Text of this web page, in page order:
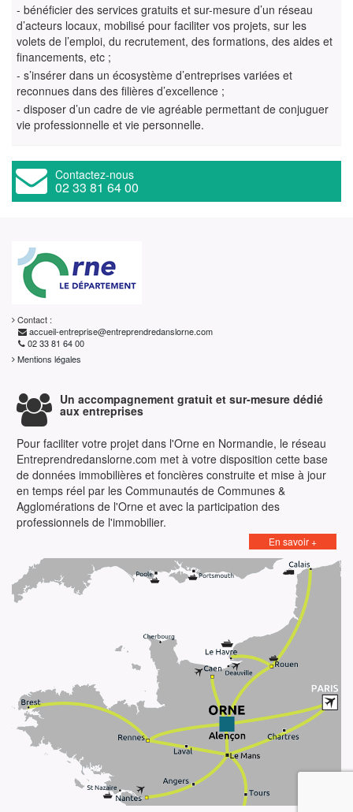
- bénéficier des services gratuits et sur-mesure d’un réseau
d’acteurs locaux, mobilisé pour faciliter vos projets, sur les
volets de l’emploi, du recrutement, des formations, des aides et
financements, etc ;
- s’insérer dans un écosystème d’entreprises variées et
reconnues dans des filières d’excellence ;
- disposer d’un cadre de vie agréable permettant de conjuguer
vie professionnelle et vie personnelle.
Contactez-nous
02 33 81 64 00
Contact :
accueil-entreprise@entreprendredanslorne.com
02 33 81 64 00
Mentions légales
Un accompagnement gratuit et sur-mesure dédié
aux entreprises
Pour faciliter votre projet dans l'Orne en Normandie, le réseau
Entreprendredanslorne.com met à votre disposition cette base
de données immobilières et foncières construite et mise à jour
en temps réel par les Communautés de Communes &
Agglomérations de l'Orne et avec la participation des
professionnels de l'immobilier.
En savoir +